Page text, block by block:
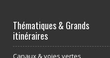
Thématiques & Grands
itinéraires
Canaux & voies vertes